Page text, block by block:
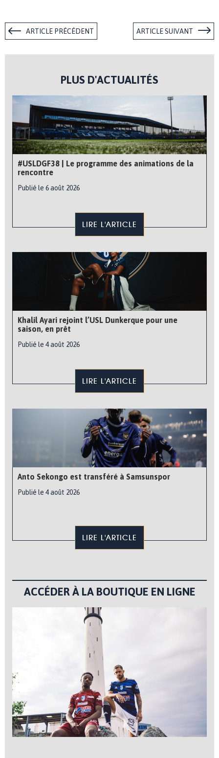
ARTICLE PRÉCÉDENT ARTICLE SUIVANT
PLUS D'ACTUALITÉS
#USLDGF38 | Le programme des animations de la
rencontre
Publié le 6 août 2026
LIRE L'ARTICLE
Khalil Ayari rejoint l’USL Dunkerque pour une
saison, en prêt
Publié le 4 août 2026
LIRE L'ARTICLE
Anto Sekongo est transféré à Samsunspor
Publié le 4 août 2026
LIRE L'ARTICLE
ACCÉDER À LA BOUTIQUE EN LIGNE